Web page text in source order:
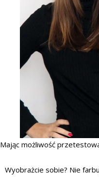
Mając możliwość
Wyobrażcie sobie? Nie